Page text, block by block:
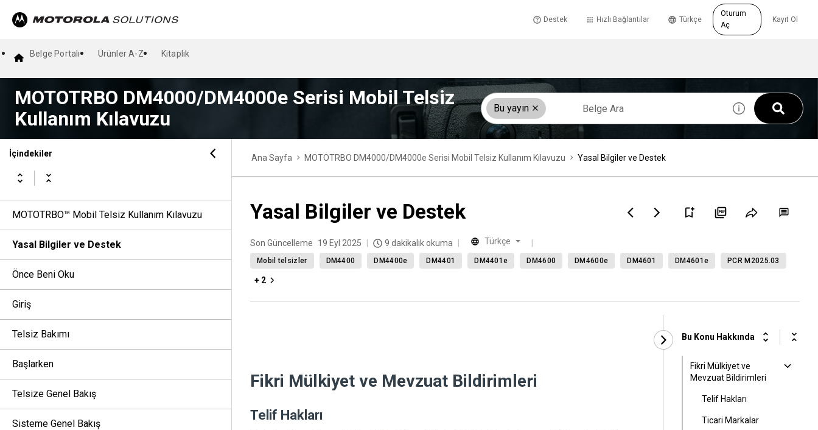
Destek Hızlı Bağlantılar Kayıt Ol
Türkçe
Oturum
Aç
Belge Portalı Ürünler A-Z Kitaplık
MOTOTRBO DM4000/DM4000e Serisi Mobil Telsiz
Kullanım Kılavuzu
Bu yayın
İçindekiler
MOTOTRBO™ Mobil Telsiz Kullanım Kılavuzu
Yasal Bilgiler ve Destek
Önce Beni Oku
Giriş
Telsiz Bakımı
Başlarken
Telsize Genel Bakış
Sisteme Genel Bakış
Ana Sayfa MOTOTRBO DM4000/DM4000e Serisi Mobil Telsiz Kullanım Kılavuzu Yasal Bilgiler ve Destek
Yasal Bilgiler ve Destek
Son Güncelleme 19 Eyl 2025 9 dakikalık okuma Türkçe
Mobil telsizler DM4400 DM4400e DM4401 DM4401e DM4600 DM4600e DM4601 DM4601e PCR M2025.03
+ 2
Fikri Mülkiyet ve Mevzuat Bildirimleri
Telif Hakları
Bu Konu Hakkında
Fikri Mülkiyet ve
Mevzuat Bildirimleri
Telif Hakları
Ticari Markalar